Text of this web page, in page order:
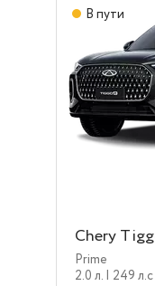
В пути
Chery
Prime
2.0 л. | 249 л.c